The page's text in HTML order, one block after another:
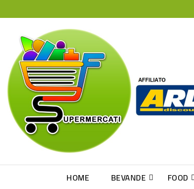
HOME BEVANDE FOOD